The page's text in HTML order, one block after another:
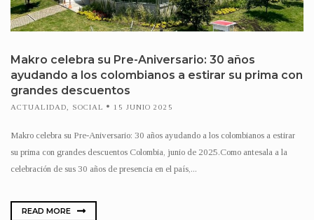
Makro celebra su Pre-Aniversario: 30 años
ayudando a los colombianos a estirar su prima con
grandes descuentos
ACTUALIDAD SOCIAL 15 JUNIO 2025
Makro celebra su Pre-Aniversario: 30 años ayudando a los colombianos a estirar
su prima con grandes descuentos Colombia, junio de 2025.Como antesala a la
celebración de sus 30 años de presencia en el país,...
READ MORE